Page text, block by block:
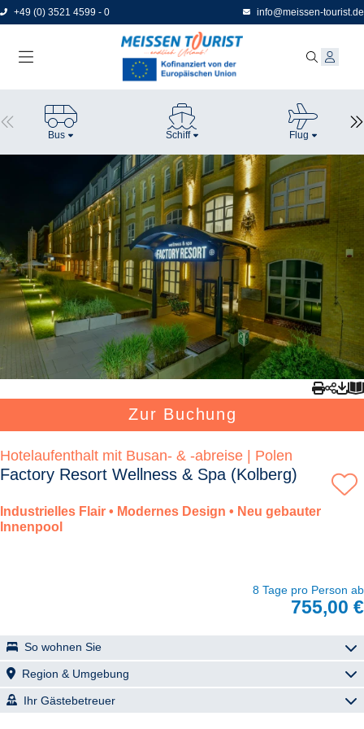
Direkt
zum
+49 (0) 3521 4599 - 0 info@meissen-tourist.de
Bus Schiff Flug
Zur Buchung
Hotelaufenthalt mit Busan- & -abreise | Polen
Factory Resort Wellness & Spa (Kolberg)
Industrielles Flair • Modernes Design • Neu gebauter
Innenpool
8 Tage pro Person ab
755,00 €
So wohnen Sie
Factory Resort Wellness & Spa
Das historische Fabrikgebäude, mit dem damals ersten
Schönheitssalon in Europa, wurde 2022 zum Factory Resort
Region & Umgebung
Kolberg (Kołobrzeg)
Ihr Gästebetreuer